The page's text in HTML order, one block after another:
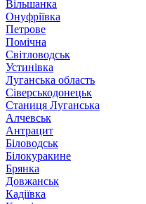
Вільшанка
Онуфріївка
Петрове
Помічна
Світловодськ
Устинівка
Луганська область
Сіверськодонецьк
Станиця Луганська
Алчевськ
Антрацит
Біловодськ
Білокуракине
Брянка
Довжанськ
Кадіївка